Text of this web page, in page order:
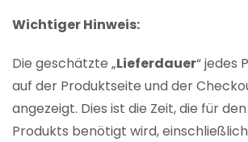
Wichtiger Hinweis:
Die geschätzte „Lieferdauer“ jedes
auf der Produktseite und der
angezeigt. Dies ist die Zeit, die für
Produkts benötigt wird,